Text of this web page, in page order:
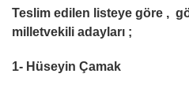
Teslim edilen listeye göre ,
milletvekili adayları ;
1- Hüseyin Çamak